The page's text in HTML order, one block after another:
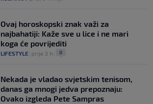
Ovaj horoskopski znak važi za
najbahatiji: Kaže sve u lice i ne mari
koga će povrijediti
LIFESTYLE prije 3 h 0
Nekada je vladao svjetskim tenisom,
danas ga mnogi jedva prepoznaju:
Ovako izgleda Pete Sampras